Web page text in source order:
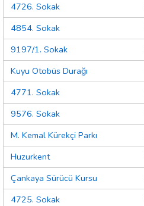
4726. Sokak
4854. Sokak
9197/1. Sokak
Kuyu Otobüs Durağı
4771. Sokak
9576. Sokak
M. Kemal Kürekçi Parkı
Huzurkent
Çankaya Sürücü Kursu
4725. Sokak